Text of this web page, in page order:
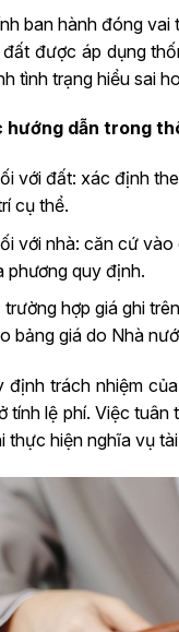
ban hành đóng
được áp dụng
tình trạng hiểu sai
hướng dẫn trong
với đất: xác định
cụ thể.
với nhà: căn cứ
phương quy định.
hợp giá ghi
bảng giá do Nhà
trách nhiệm
tính lệ phí. Việc
thực hiện nghĩa vụ